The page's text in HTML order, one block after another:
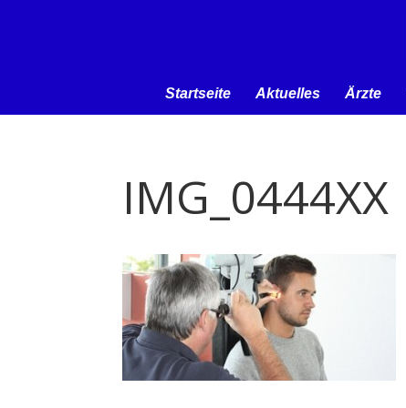
Startseite Aktuelles Ärzte
IMG_0444XX